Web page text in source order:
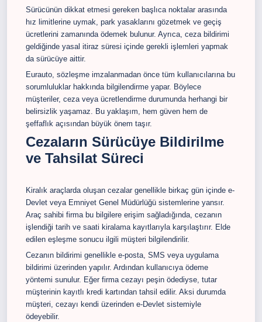
Sürücünün dikkat etmesi gereken başlıca noktalar arasında
hız limitlerine uymak, park yasaklarını gözetmek ve geçiş
ücretlerini zamanında ödemek bulunur. Ayrıca, ceza bildirimi
geldiğinde yasal itiraz süresi içinde gerekli işlemleri yapmak
da sürücüye aittir.
Eurauto, sözleşme imzalanmadan önce tüm kullanıcılarına bu
sorumluluklar hakkında bilgilendirme yapar. Böylece
müşteriler, ceza veya ücretlendirme durumunda herhangi bir
belirsizlik yaşamaz. Bu yaklaşım, hem güven hem de
şeffaflık açısından büyük önem taşır.
Cezaların Sürücüye Bildirilme
ve Tahsilat Süreci
Kiralık araçlarda oluşan cezalar genellikle birkaç gün içinde e-
Devlet veya Emniyet Genel Müdürlüğü sistemlerine yansır.
Araç sahibi firma bu bilgilere erişim sağladığında, cezanın
işlendiği tarih ve saati kiralama kayıtlarıyla karşılaştırır. Elde
edilen eşleşme sonucu ilgili müşteri bilgilendirilir.
Cezanın bildirimi genellikle e-posta, SMS veya uygulama
bildirimi üzerinden yapılır. Ardından kullanıcıya ödeme
yöntemi sunulur. Eğer firma cezayı peşin ödediyse, tutar
müşterinin kayıtlı kredi kartından tahsil edilir. Aksi durumda
müşteri, cezayı kendi üzerinden e-Devlet sistemiyle
ödeyebilir.